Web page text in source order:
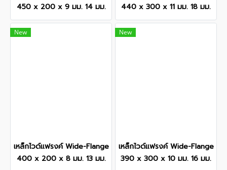
450 x 200 x 9 มม. 14 มม.
440 x 300 x 11 มม. 18 มม.
New
เหล็กไวด์แฟรงค์ Wide-Flange
400 x 200 x 8 มม. 13 มม.
New
เหล็กไวด์แฟรงค์ Wide-Flange
390 x 300 x 10 มม. 16 มม.